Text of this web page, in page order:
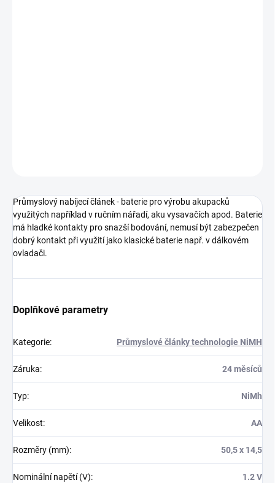
Průmyslový nabíjecí článek - baterie pro výrobu akupacků
využitých například v ručním nářadí, aku vysavačích apod. Baterie
má hladké kontakty pro snazší bodování, nemusí být zabezpečen
dobrý kontakt při využití jako klasické baterie např. v dálkovém
ovladači.
Doplňkové parametry
Kategorie: Průmyslové články technologie NiMH
Záruka: 24 měsíců
Typ: NiMh
Velikost: AA
Rozměry (mm): 50,5 x 14,5
Nominální napětí (V): 1.2 V